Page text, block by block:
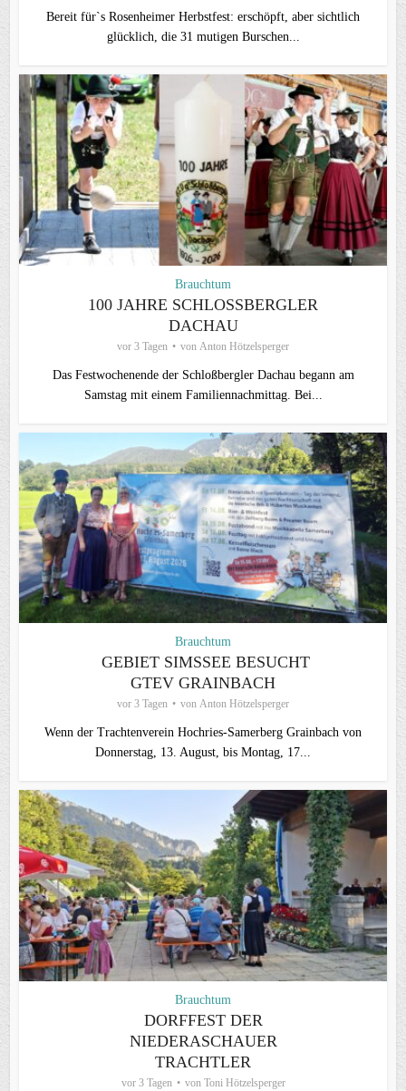
Bereit für`s Rosenheimer Herbstfest: erschöpft, aber sichtlich
glücklich, die 31 mutigen Burschen...
Brauchtum
100 JAHRE SCHLOSSBERGLER D
ACHAU
vor 3 Tagen von Anton Hötzelsperger
Das Festwochenende der Schloßbergler Dachau begann am
Samstag mit einem Familiennachmittag. Bei...
Brauchtum
GEBIET SIMSSEE BESUCHT
GTEV GRAINBACH
vor 3 Tagen von Anton Hötzelsperger
Wenn der Trachtenverein Hochries-Samerberg Grainbach von
Donnerstag, 13. August, bis Montag, 17...
Brauchtum
DORFFEST DER
NIEDERASCHAUER
TRACHTLER
vor 3 Tagen von Toni Hötzelsperger